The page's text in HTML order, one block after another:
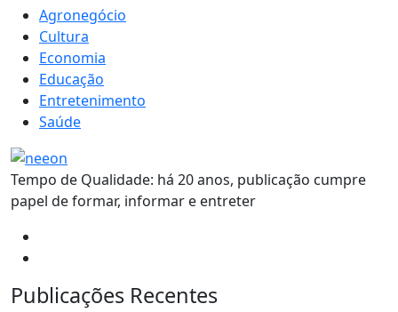
Agronegócio
Cultura
Economia
Educação
Entretenimento
Saúde
Tempo de Qualidade: há 20 anos, publicação cumpre
papel de formar, informar e entreter
Publicações Recentes